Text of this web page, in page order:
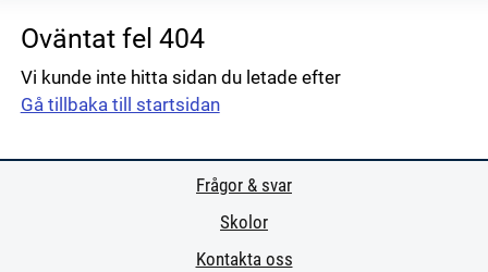
Oväntat fel 404
Vi kunde inte hitta sidan du letade efter
Gå tillbaka till startsidan
Frågor & svar
Skolor
Kontakta oss